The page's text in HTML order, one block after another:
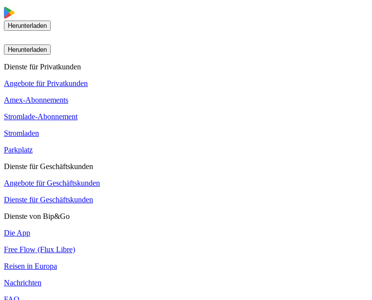
Herunterladen
Herunterladen
Dienste für Privatkunden
Angebote für Privatkunden
Amex-Abonnements
Stromlade-Abonnement
Stromladen
Parkplatz
Dienste für Geschäftskunden
Angebote für Geschäftskunden
Dienste für Geschäftskunden
Dienste von Bip&Go
Die App
Free Flow (Flux Libre)
Reisen in Europa
Nachrichten